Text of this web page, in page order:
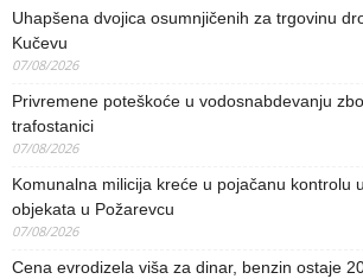
Uhapšena dvojica osumnjičenih za trgovinu
Kučevu
07/08/2026
Privremene poteškoće u vodosnabdevanju
trafostanici
07/08/2026
Komunalna milicija kreće u pojačanu kontrolu
objekata u Požarevcu
07/08/2026
Cena evrodizela viša za dinar, benzin ostaje